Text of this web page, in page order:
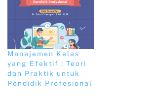
Manajemen Kelas
yang Efektif : Teori
dan Praktik untuk
Pendidik Profesional